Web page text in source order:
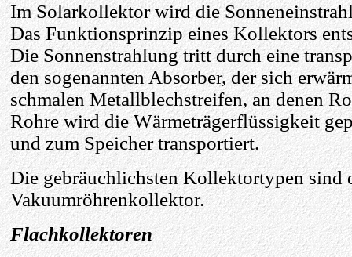
Im Solarkollektor wird die
Das Funktionsprinzip eines Kollektors
Die Sonnenstrahlung tritt durch eine
den sogenannten Absorber, der sich
schmalen Metallblechstreifen, an denen
Rohre wird die Wärmeträgerflüssigkeit
und zum Speicher transportiert.
Die gebräuchlichsten Kollektortypen sind
Vakuumröhrenkollektor.
Flachkollektoren